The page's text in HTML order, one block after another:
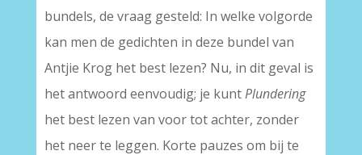
bundels, de vraag gesteld: In welke volgorde
kan men de gedichten in deze bundel van
Antjie Krog het best lezen? Nu, in dit geval is
het antwoord eenvoudig; je kuntPlundering
het best lezen van voor tot achter, zonder
het neer te leggen. Korte pauzes om bij te